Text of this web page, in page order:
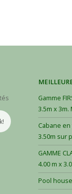
Gamme
3.5m x
Cabane
3.50m sur
GAMME
4.00 m x
Pool